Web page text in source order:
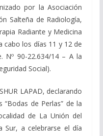
por la Asociación
Salteña de Radiología,
Radiante y Medicina
cabo los días 11 y 12 de
Nº 90-22.634/14 – A la
Social).
LAPAD, declarando
de Perlas” de la
de La Unión del
Sur, a celebrarse el día